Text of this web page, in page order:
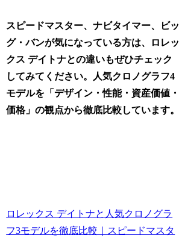
スピードマスター、ナビタイマー、ビッ
グ・バンが気になっている方は、ロレッ
クス デイトナとの違いもぜひチェック
してみてください。人気クロノグラフ4
モデルを「デザイン・性能・資産価値・
価格」の観点から徹底比較しています。
ロレックス デイトナと人気クロノグラ
フ3モデルを徹底比較｜スピードマスタ